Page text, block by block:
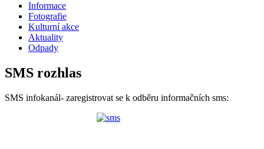
Informace
Fotografie
Kulturní akce
Aktuality
Odpady
SMS rozhlas
SMS infokanál- zaregistrovat se k odběru informačních sms: